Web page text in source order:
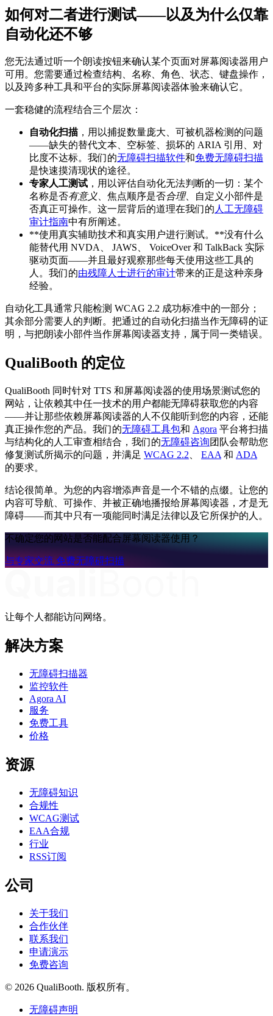
如何对二者进行测试——以及为什么仅靠
自动化还不够
您无法通过听一个朗读按钮来确认某个页面对屏幕阅读器用户
可用。您需要通过检查结构、名称、角色、状态、键盘操作，
以及跨多种工具和平台的实际屏幕阅读器体验来确认它。
一套稳健的流程结合三个层次：
自动化扫描 ，用以捕捉数量庞大、可被机器检测的问题
——缺失的替代文本、空标签、损坏的 ARIA 引用、对
比度不达标。我们的无障碍扫描软件和免费无障碍扫描
是快速摸清现状的途径。
专家人工测试 ，用以评估自动化无法判断的一切：某个
名称是否有意义、焦点顺序是否合理、自定义小部件是
否真正可操作。这一层背后的道理在我们的人工无障碍
审计指南中有所阐述。
**使用真实辅助技术和真实用户进行测试。**没有什么
能替代用 NVDA、 JAWS、 VoiceOver 和 TalkBack 实际
驱动页面——并且最好观察那些每天使用这些工具的
人。我们的由残障人士进行的审计带来的正是这种亲身
经验。
自动化工具通常只能检测 WCAG 2.2 成功标准中的一部分；
其余部分需要人的判断。把通过的自动化扫描当作无障碍的证
明，与把朗读小部件当作屏幕阅读器支持，属于同一类错误。
QualiBooth 的定位
QualiBooth 同时针对 TTS 和屏幕阅读器的使用场景测试您的
网站，让依赖其中任一技术的用户都能无障碍获取您的内容
——并让那些依赖屏幕阅读器的人不仅能听到您的内容，还能
真正操作您的产品。我们的无障碍工具包和 Agora 平台将扫描
与结构化的人工审查相结合，我们的无障碍咨询团队会帮助您
修复测试所揭示的问题，并满足 WCAG 2.2 EAA 和 ADA
的要求。
结论很简单。为您的内容增添声音是一个不错的点缀。让您的
内容可导航、可操作、并被正确地播报给屏幕阅读器，才是无
障碍——而其中只有一项能同时满足法律以及它所保护的人。
不确定您的网站是否能配合屏幕阅读器使用？
与专家交流 免费无障碍扫描
让每个人都能访问网络。
解决方案
无障碍扫描器
监控软件
Agora AI
服务
免费工具
价格
资源
无障碍知识
合规性
WCAG测试
EAA合规
行业
RSS订阅
公司
关于我们
合作伙伴
联系我们
申请演示
免费咨询
© 2026 QualiBooth. 版权所有。
无障碍声明